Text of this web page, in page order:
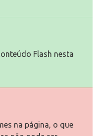
Flash nesta
na página, o que